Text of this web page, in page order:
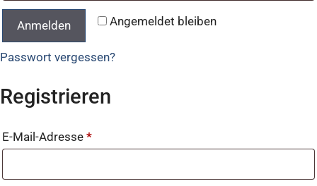
Angemeldet bleiben
Anmelden
Passwort vergessen?
Registrieren
E-Mail-Adresse *